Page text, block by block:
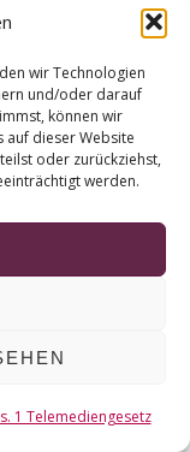
wir Technologien
und/oder darauf
können wir
auf dieser Website
oder zurückziehst,
werden.
1 Telemediengesetz